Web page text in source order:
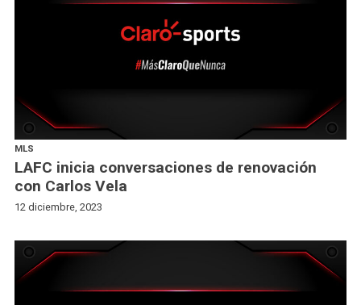
MLS
LAFC inicia conversaciones de renovación
con Carlos Vela
12 diciembre, 2023